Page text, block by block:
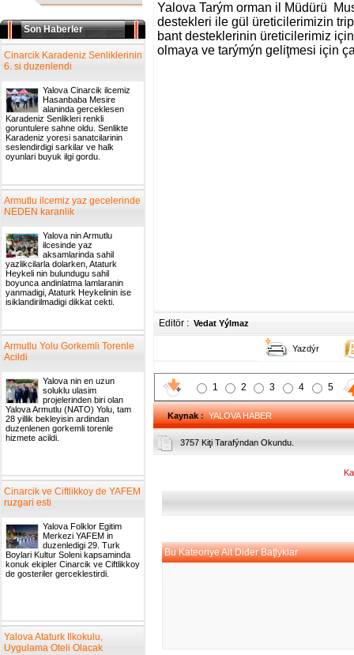
Yalova Tarým orman il Müdürü
destekleri ile gül üreticilerimizin
bant desteklerinin üreticilerimiz
olmaya ve tarýmýn geliţmesi için
Editör : Vedat Yýlmaz
Yazdýr
1 2 3 4 5
Kaynak: YALOVA HABER
3757 Kiţi Tarafýndan Okundu.
Bu Kateoriye Ait Diđer Baţlýklar
Son Haberler
Cinarcik Karadeniz Senliklerinin
6. si duzenlendi
Yalova Cinarcik ilcemiz
Hasanbaba Mesire
alaninda gerceklesen
Karadeniz Senlikleri renkli
goruntulere sahne oldu. Senlikte
Karadeniz yoresi sanatcilarinin
seslendirdigi sarkilar ve halk
oyunlari buyuk ilgi gordu.
Armutlu ilcemiz yaz gecelerinde
NEDEN karanlik
Yalova nin Armutlu
ilcesinde yaz
aksamlarinda sahil
yazlikcilarla dolarken, Ataturk
Heykeli nin bulundugu sahil
boyunca andinlatma lamlaranin
yanmadigi, Ataturk Heykelinin ise
isiklandirilmadigi dikkat cekti.
Armutlu Yolu Gorkemli Torenle
Acildi
Yalova nin en uzun
soluklu ulasim
projelerinden biri olan
Yalova Armutlu (NATO) Yolu, tam
28 yillik bekleyisin ardindan
duzenlenen gorkemli torenle
hizmete acildi.
Cinarcik ve Ciftlikkoy de YAFEM
ruzgari esti
Yalova Folklor Egitim
Merkezi YAFEM in
duzenledigi 29. Turk
Boylari Kultur Soleni kapsaminda
konuk ekipler Cinarcik ve Ciftlikkoy
de gosteriler gerceklestirdi.
Yalova Ataturk Ilkokulu,
Uygulama Oteli Olacak